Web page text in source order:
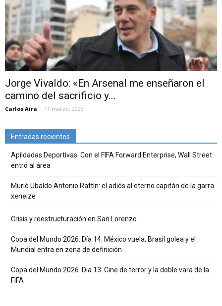
Jorge Vivaldo: «En Arsenal me enseñaron el
camino del sacrificio y...
Carlos Aira - 11 marzo, 2023
Entradas recientes
Apildadas Deportivas: Con el FIFA Forward Enterprise, Wall Street
entró al área
Murió Ubaldo Antonio Rattín: el adiós al eterno capitán de la garra
xeneize
Crisis y reestructuración en San Lorenzo
Copa del Mundo 2026. Día 14: México vuela, Brasil golea y el
Mundial entra en zona de definición
Copa del Mundo 2026. Dia 13: Cine de terror y la doble vara de la
FIFA